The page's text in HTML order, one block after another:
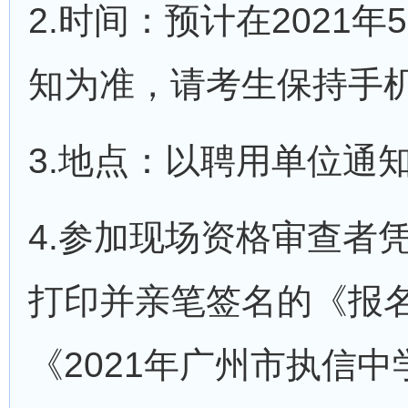
2.时间：预计在2021年
知为准，请考生保持手
3.地点：以聘用单位通
4.参加现场资格审查者
打印并亲笔签名的《报
《2021年广州市执信